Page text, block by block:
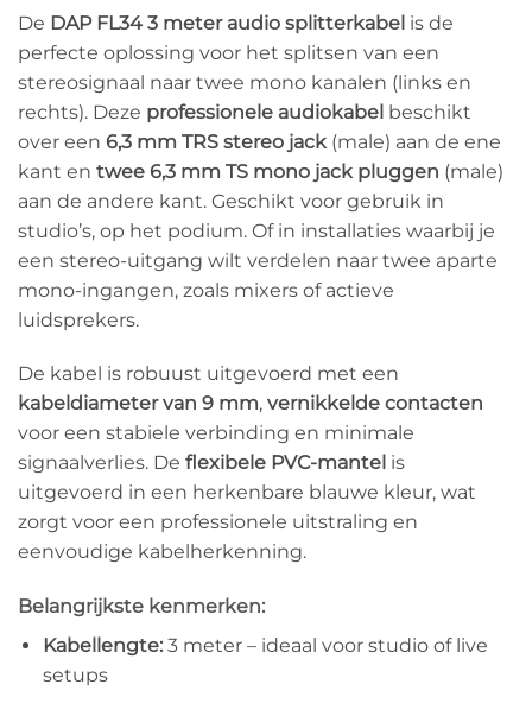
De DAP FL34 3 meter audio splitterkabel is de
perfecte oplossing voor het splitsen van een
stereosignaal naar twee mono kanalen (links en
rechts). Deze professionele audiokabel beschikt
over een 6,3 mm TRS stereo jack (male) aan de ene
kant en twee 6,3 mm TS mono jack pluggen (male)
aan de andere kant. Geschikt voor gebruik in
studio’s, op het podium. Of in installaties waarbij je
een stereo-uitgang wilt verdelen naar twee aparte
mono-ingangen, zoals mixers of actieve
luidsprekers.
De kabel is robuust uitgevoerd met een
kabeldiameter van 9 mm, vernikkelde contacten
voor een stabiele verbinding en minimale
signaalverlies. De flexibele PVC-mantel is
uitgevoerd in een herkenbare blauwe kleur, wat
zorgt voor een professionele uitstraling en
eenvoudige kabelherkenning.
Belangrijkste kenmerken:
Kabellengte:3 meter – ideaal voor studio of live
setups